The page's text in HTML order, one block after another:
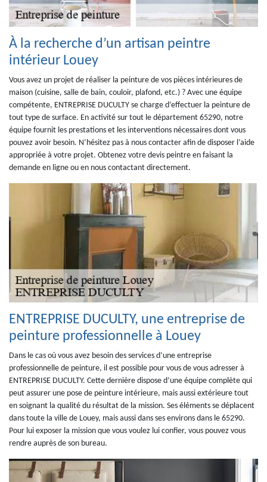
À la recherche d’un artisan peintre
intérieur Louey
Vous avez un projet de réaliser la peinture de vos pièces intérieures de
maison (cuisine, salle de bain, couloir, plafond, etc.) ? Avec une équipe
compétente, ENTREPRISE DUCULTY se charge d’effectuer la peinture de
tout type de surface. En activité sur tout le département 65290, notre
équipe fournit les prestations et les interventions nécessaires dont vous
pouvez avoir besoin. N’hésitez pas à nous contacter afin de disposer l’aide
appropriée à votre projet. Obtenez votre devis peintre en faisant la
demande en ligne ou en nous contactant directement.
ENTREPRISE DUCULTY, une entreprise de
peinture professionnelle à Louey
Dans le cas où vous avez besoin des services d’une entreprise
professionnelle de peinture, il est possible pour vous de vous adresser à
ENTREPRISE DUCULTY. Cette dernière dispose d’une équipe complète qui
peut assurer une pose de peinture intérieure, mais aussi extérieure tout
en soignant la qualité du résultat de la mission. Ses éléments se déplacent
dans toute la ville de Louey, mais aussi dans ses environs dans le 65290.
Pour lui exposer la mission que vous voulez lui confier, vous pouvez vous
rendre auprès de son bureau.